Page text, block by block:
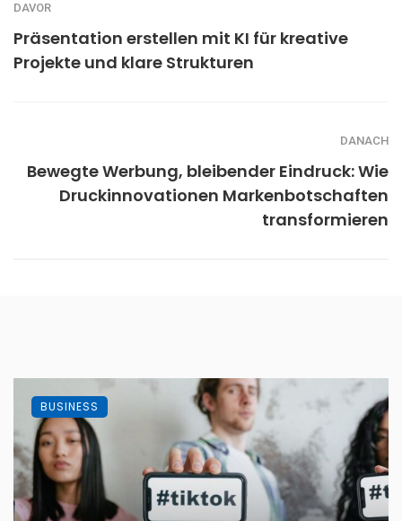
DAVOR
Präsentation erstellen mit KI für kreative
Projekte und klare Strukturen
DANACH
Bewegte Werbung, bleibender Eindruck: Wie
Druckinnovationen Markenbotschaften
transformieren
BUSINESS